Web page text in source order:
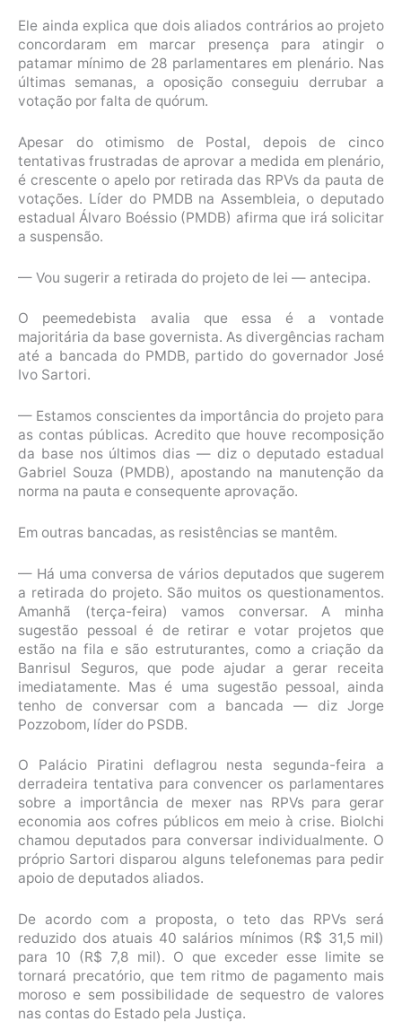
Ele ainda explica que dois aliados contrários ao projeto
concordaram em marcar presença para atingir o
patamar mínimo de 28 parlamentares em plenário. Nas
últimas semanas, a oposição conseguiu derrubar a
votação por falta de quórum.
Apesar do otimismo de Postal, depois de cinco
tentativas frustradas de aprovar a medida em plenário,
é crescente o apelo por retirada das RPVs da pauta de
votações. Líder do PMDB na Assembleia, o deputado
estadual Álvaro Boéssio (PMDB) afirma que irá solicitar
a suspensão.
— Vou sugerir a retirada do projeto de lei — antecipa.
O peemedebista avalia que essa é a vontade
majoritária da base governista. As divergências racham
até a bancada do PMDB, partido do governador José
Ivo Sartori.
— Estamos conscientes da importância do projeto para
as contas públicas. Acredito que houve recomposição
da base nos últimos dias — diz o deputado estadual
Gabriel Souza (PMDB), apostando na manutenção da
norma na pauta e consequente aprovação.
Em outras bancadas, as resistências se mantêm.
— Há uma conversa de vários deputados que sugerem
a retirada do projeto. São muitos os questionamentos.
Amanhã (terça-feira) vamos conversar. A minha
sugestão pessoal é de retirar e votar projetos que
estão na fila e são estruturantes, como a criação da
Banrisul Seguros, que pode ajudar a gerar receita
imediatamente. Mas é uma sugestão pessoal, ainda
tenho de conversar com a bancada — diz Jorge
Pozzobom, líder do PSDB.
O Palácio Piratini deflagrou nesta segunda-feira a
derradeira tentativa para convencer os parlamentares
sobre a importância de mexer nas RPVs para gerar
economia aos cofres públicos em meio à crise. Biolchi
chamou deputados para conversar individualmente. O
próprio Sartori disparou alguns telefonemas para pedir
apoio de deputados aliados.
De acordo com a proposta, o teto das RPVs será
reduzido dos atuais 40 salários mínimos (R$ 31,5 mil)
para 10 (R$ 7,8 mil). O que exceder esse limite se
tornará precatório, que tem ritmo de pagamento mais
moroso e sem possibilidade de sequestro de valores
nas contas do Estado pela Justiça.